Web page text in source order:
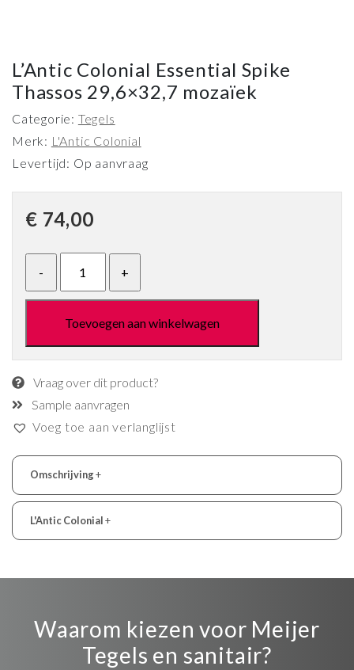
L’Antic Colonial Essential Spike
Thassos 29,6×32,7 mozaïek
Categorie: Tegels
Merk: L'Antic Colonial
Levertijd: Op aanvraag
€ 74,00
Toevoegen aan winkelwagen
Vraag over dit product?
Sample aanvragen
Voeg toe aan verlanglijst
Omschrijving+
L'Antic Colonial+
Waarom kiezen voor Meijer
Tegels en sanitair?